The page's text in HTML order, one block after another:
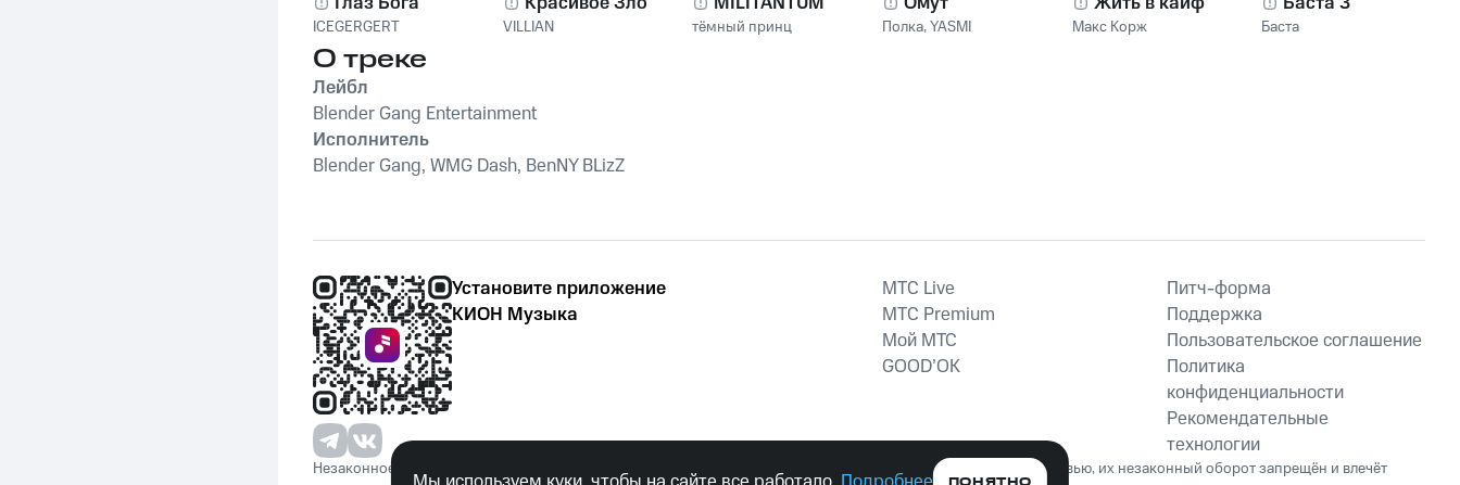
ICEGERGERT VILLIAN тёмный принц Полка,YASMI Макс Корж Баста
О треке
Лейбл
Blender Gang Entertainment
Исполнитель
Blender Gang, WMG Dash, BenNY BLizZ
Установите приложение
КИОН Музыка
MTС Live
MTС Premium
Мой МТС
GOOD’OK
Питч-форма
Поддержка
Пользовательское соглашение
Политика
конфиденциальности
Рекомендательные
технологии
Незаконное потребление наркотических средств, психотропных веществ, их аналогов причиняет вред здоровью, их незаконный оборот запрещён и влечёт